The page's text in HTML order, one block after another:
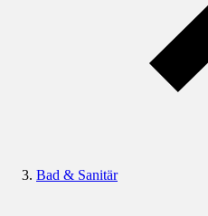
Bad & Sanitär